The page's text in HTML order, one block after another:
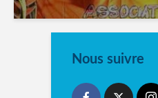
Nous suivre